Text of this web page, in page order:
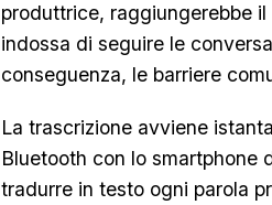
produttrice, raggiungerebbe
indossa di seguire le
conseguenza, le barriere
La trascrizione avviene
Bluetooth con lo smartphone
tradurre in testo ogni parola